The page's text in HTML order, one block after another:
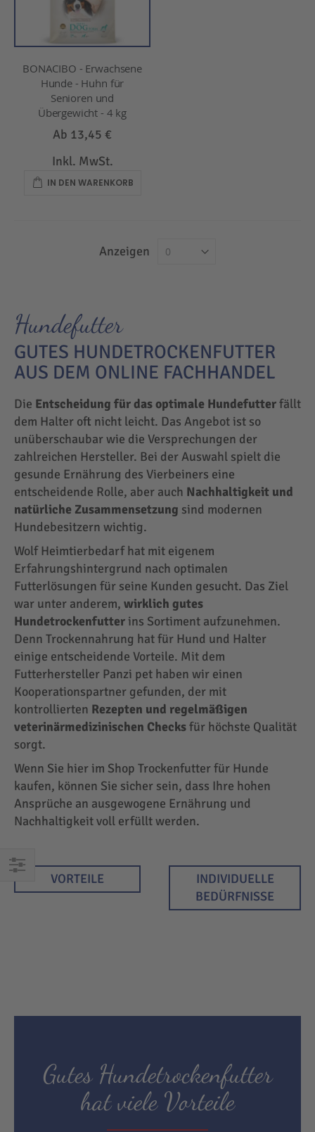
BONACIBO - Erwachsene
Hunde - Huhn für
Senioren und
Übergewicht - 4 kg
Ab 13,45 €
Inkl. MwSt.
IN DEN WARENKORB
Anzeigen
EINKAUFEN
Hundefutter
GUTES HUNDETROCKENFUTTER
AUS DEM ONLINE FACHHANDEL
Die Entscheidung für das optimale Hundefutterfällt
dem Halter oft nicht leicht. Das Angebot ist so
unüberschaubar wie die Versprechungen der
zahlreichen Hersteller. Bei der Auswahl spielt die
gesunde Ernährung des Vierbeiners eine
entscheidende Rolle, aber auch Nachhaltigkeit und
natürliche Zusammensetzung sind modernen
Hundebesitzern wichtig.
Wolf Heimtierbedarf hat mit eigenem
Erfahrungshintergrund nach optimalen
Futterlösungen für seine Kunden gesucht. Das Ziel
war unter anderem, wirklich gutes
Hundetrockenfutter ins Sortiment aufzunehmen.
Denn Trockennahrung hat für Hund und Halter
einige entscheidende Vorteile. Mit dem
Futterhersteller Panzi pet haben wir einen
Kooperationspartner gefunden, der mit
kontrollierten Rezepten und regelmäßigen
veterinärmedizinischen Checksfür höchste Qualität
sorgt.
Wenn Sie hier im Shop Trockenfutter für Hunde
kaufen, können Sie sicher sein, dass Ihre hohen
Ansprüche an ausgewogene Ernährung und
Nachhaltigkeit voll erfüllt werden.
VORTEILE
INDIVIDUELLE
BEDÜRFNISSE
Gutes Hundetrockenfutter
hat viele Vorteile